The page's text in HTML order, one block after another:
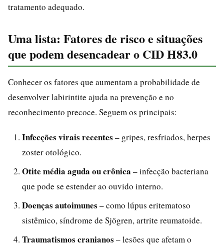
tratamento adequado.
Uma lista: Fatores de risco e situações
que podem desencadear o CID H83.0
Conhecer os fatores que aumentam a probabilidade de
desenvolver labirintite ajuda na prevenção e no
reconhecimento precoce. Seguem os principais:
Infecções virais recentes – gripes, resfriados, herpes
zoster otológico.
Otite média aguda ou crônica – infecção bacteriana
que pode se estender ao ouvido interno.
Doenças autoimunes – como lúpus eritematoso
sistêmico, síndrome de Sjögren, artrite reumatoide.
Traumatismos cranianos – lesões que afetam o